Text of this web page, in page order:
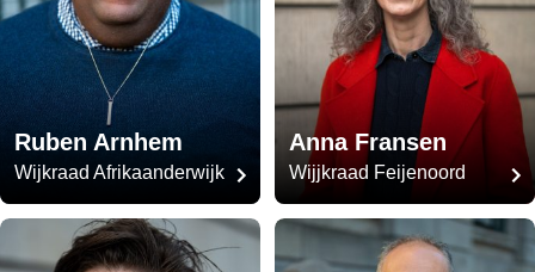
Ruben Arnhem
Wijkraad Afrikaanderwijk
Anna Fransen
Wijjkraad Feijenoord